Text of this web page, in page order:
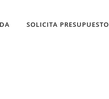
SOLICITA PRESUPUESTO